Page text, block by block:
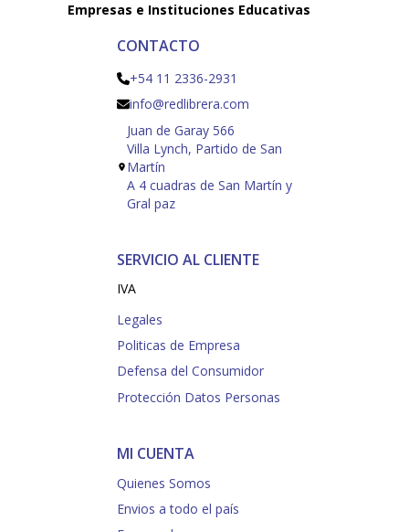
Empresas e Instituciones Educativas
CONTACTO
+54 11 2336-2931
info@redlibrera.com
Juan de Garay 566
Villa Lynch, Partido de San
Martín
A 4 cuadras de San Martín y
Gral paz
SERVICIO AL CLIENTE
IVA
Legales
Politicas de Empresa
Defensa del Consumidor
Protección Datos Personas
MI CUENTA
Quienes Somos
Envios a todo el país